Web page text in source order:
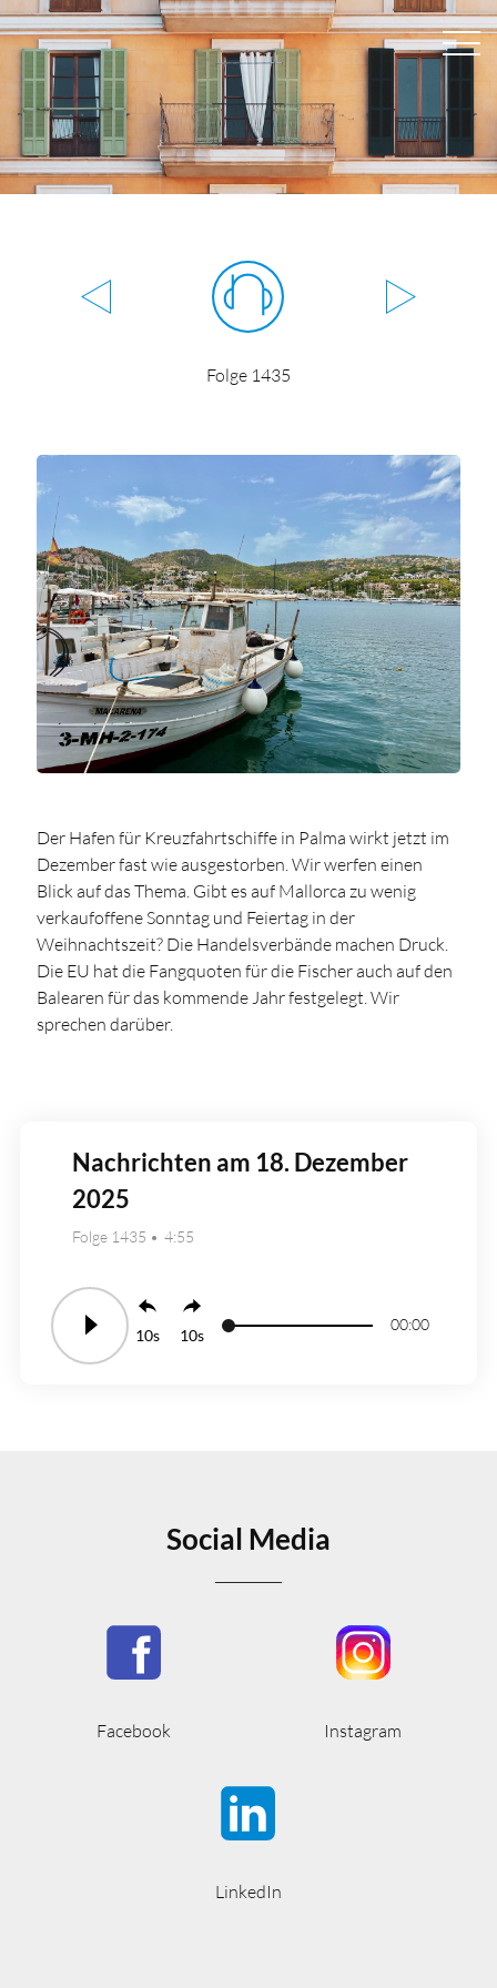
Folge 1435
Der Hafen für Kreuzfahrtschiffe in Palma wirkt jetzt im
Dezember fast wie ausgestorben. Wir werfen einen
Blick auf das Thema. Gibt es auf Mallorca zu wenig
verkaufoffene Sonntag und Feiertag in der
Weihnachtszeit? Die Handelsverbände machen Druck.
Die EU hat die Fangquoten für die Fischer auch auf den
Balearen für das kommende Jahr festgelegt. Wir
sprechen darüber.
Nachrichten am 18. Dezember
2025
Folge 1435 4:55
10 10
00:00
Social Media
Facebook Instagram
LinkedIn